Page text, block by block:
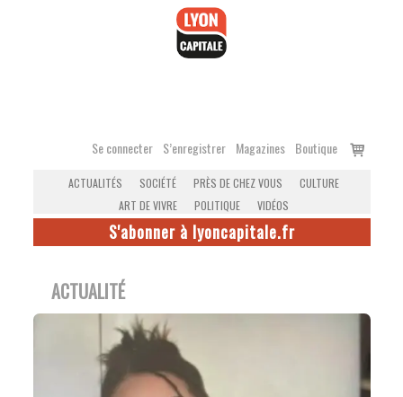
Se connecter S’enregistrer Magazines Boutique
Voir
ACTUALITÉS SOCIÉTÉ PRÈS DE CHEZ VOUS
CULTURE
ART DE VIVRE
POLITIQUE VIDÉOS
S'abonner à lyoncapitale.fr
ACTUALITÉ